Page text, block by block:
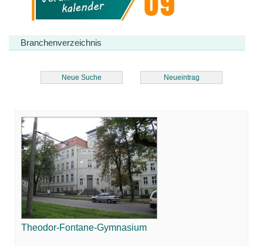
Branchenverzeichnis
Neue Suche Neueintrag
Theodor-Fontane-Gymnasium